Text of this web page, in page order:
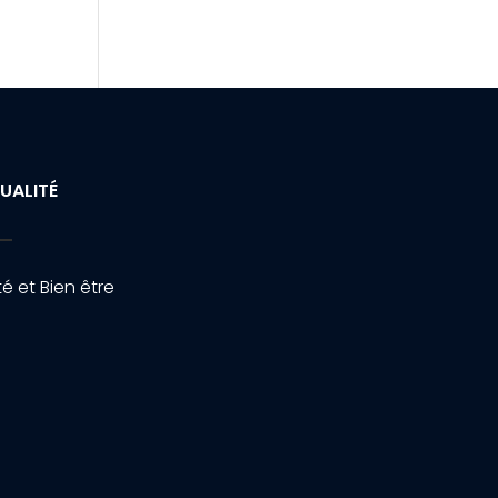
et Bien être